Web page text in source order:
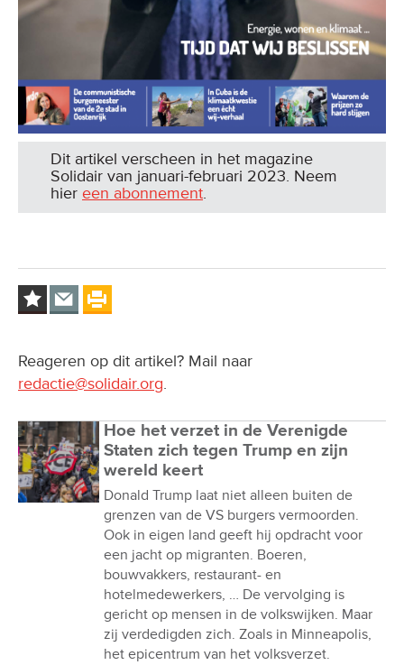
Dit artikel verscheen in het magazine
Solidair van januari-februari 2023. Neem
hier een abonnement.
Reageren op dit artikel? Mail naar
redactie@solidair.org.
Hoe het verzet in de Verenigde
Staten zich tegen Trump en zijn
wereld keert
Donald Trump laat niet alleen buiten de
grenzen van de VS burgers vermoorden.
Ook in eigen land geeft hij opdracht voor
een jacht op migranten. Boeren,
bouwvakkers, restaurant- en
hotelmedewerkers, … De vervolging is
gericht op mensen in de volkswijken. Maar
zij verdedigden zich. Zoals in Minneapolis,
het epicentrum van het volksverzet.